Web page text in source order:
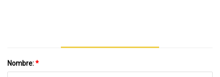
Nombre:*